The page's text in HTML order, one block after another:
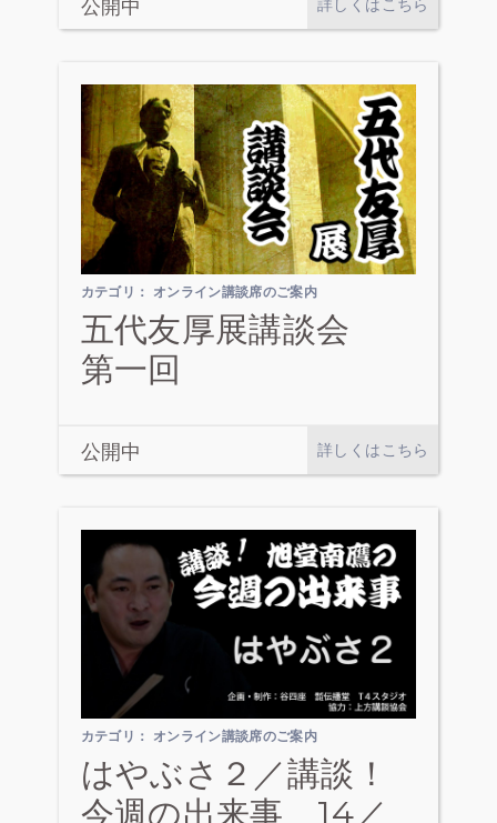
公開中 詳しくはこちら
カテゴリ： オンライン講談席のご案内
五代友厚展講談会
第一回
公開中 詳しくはこちら
カテゴリ： オンライン講談席のご案内
はやぶさ２／講談！
今週の出来事 14／